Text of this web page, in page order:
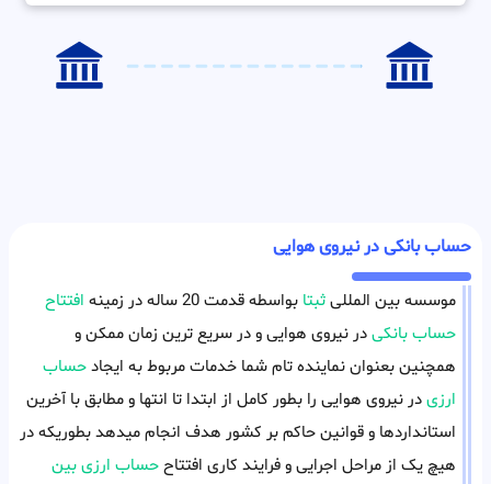
حساب بانکی در نیروی هوایی
موسسه بین المللیثبتا بواسطه قدمت 20 ساله در زمینه
افتتاح
حساب بانکیدر نیروی هوایی و در سریع ترین زمان ممکن و
همچنین بعنوان نماینده تام شما خدمات مربوط به ایجادحساب
ارزیدر نیروی هوایی را بطور کامل از ابتدا تا انتها و مطابق با آخرین
استانداردها و قوانین حاکم بر کشور هدف انجام میدهد بطوریکه در
هیچ یک از مراحل اجرایی و فرایند کاری افتتاححساب ارزی بین